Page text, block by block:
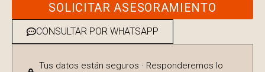
SOLICITAR ASESORAMIENTO
CONSULTAR POR WHATSAPP
Tus datos están seguros · Responderemos lo